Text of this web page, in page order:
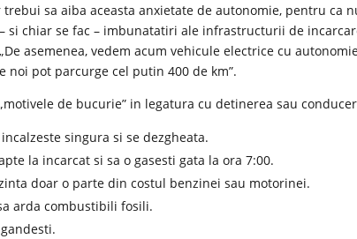
sa aiba aceasta anxietate de autonomie, pentru ca
si chiar se fac – imbunatatiri ale infrastructurii de
asemenea, vedem acum vehicule electrice cu
noi pot parcurge cel putin 400 de km”.
de bucurie” in legatura cu detinerea sau
singura si se dezgheata.
la incarcat si sa o gasesti gata la ora 7:00.
doar o parte din costul benzinei sau motorinei.
arda combustibili fosili.